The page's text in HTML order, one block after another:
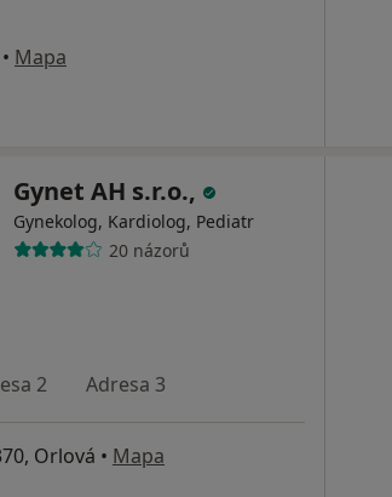
• Mapa
Gynet AH s.r.o.,
Gynekolog, Kardiolog, Pediatr
20 názorů
2 Adresa 3
Orlová • Mapa